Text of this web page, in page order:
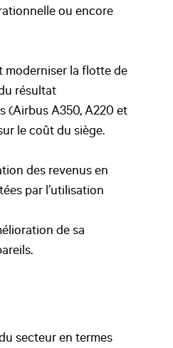
ou encore
moderniser la flotte de
résultat
(Airbus A350, A220 et
le coût du siège.
des revenus en
par l’utilisation
de sa
secteur en termes